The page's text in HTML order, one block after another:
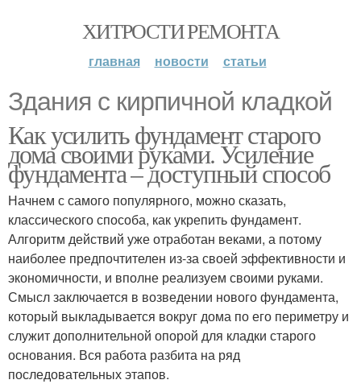
ХИТРОСТИ РЕМОНТА
главная новости статьи
Здания с кирпичной кладкой
Как усилить фундамент старого
дома своими руками. Усиление
фундамента – доступный способ
Начнем с самого популярного, можно сказать,
классического способа, как укрепить фундамент.
Алгоритм действий уже отработан веками, а потому
наиболее предпочтителен из-за своей эффективности и
экономичности, и вполне реализуем своими руками.
Смысл заключается в возведении нового фундамента,
который выкладывается вокруг дома по его периметру и
служит дополнительной опорой для кладки старого
основания. Вся работа разбита на ряд
последовательных этапов.